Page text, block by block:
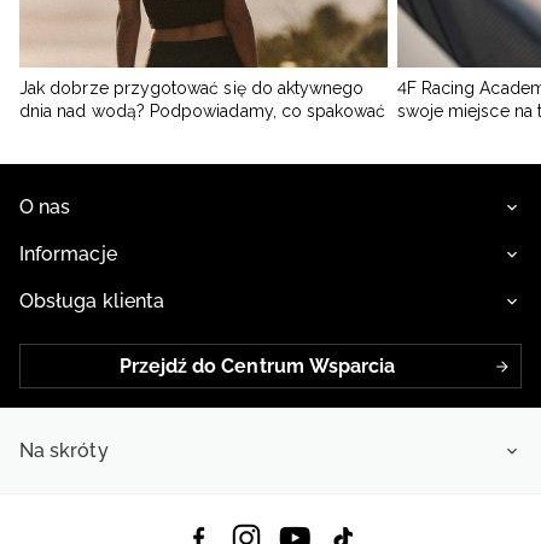
Jak dobrze przygotować się do aktywnego
dnia nad wodą? Podpowiadamy, co spakować
4F Racing
swoje miejsce na
O nas
Informacje
Obsługa klienta
Przejdź do Centrum Wsparcia
Na skróty